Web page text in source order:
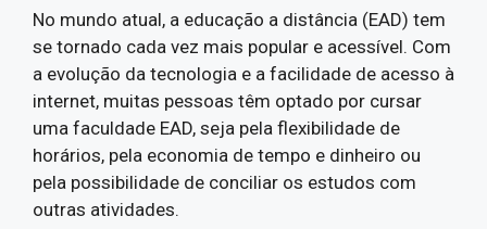
No mundo atual, a educação a distância (EAD) tem
se tornado cada vez mais popular e acessível. Com
a evolução da tecnologia e a facilidade de acesso à
internet, muitas pessoas têm optado por cursar
uma faculdade EAD, seja pela flexibilidade de
horários, pela economia de tempo e dinheiro ou
pela possibilidade de conciliar os estudos com
outras atividades.